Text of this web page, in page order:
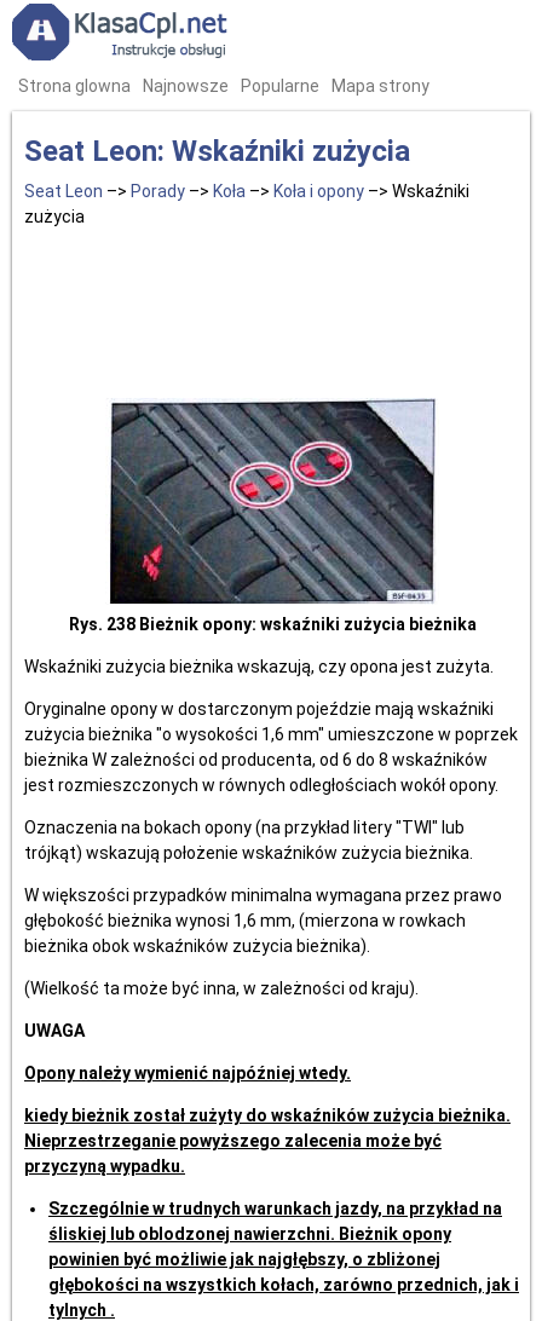
Strona glowna Najnowsze Popularne Mapa strony
Seat Leon: Wskaźniki zużycia
Seat Leon –> Porady –> Koła –> Koła i opony –> Wskaźniki
zużycia
Rys. 238 Bieżnik opony: wskaźniki zużycia bieżnika
Wskaźniki zużycia bieżnika wskazują, czy opona jest zużyta.
Oryginalne opony w dostarczonym pojeździe mają wskaźniki
zużycia bieżnika "o wysokości 1,6 mm" umieszczone w poprzek
bieżnika W zależności od producenta, od 6 do 8 wskaźników
jest rozmieszczonych w równych odległościach wokół opony.
Oznaczenia na bokach opony (na przykład litery "TWI" lub
trójkąt) wskazują położenie wskaźników zużycia bieżnika.
W większości przypadków minimalna wymagana przez prawo
głębokość bieżnika wynosi 1,6 mm, (mierzona w rowkach
bieżnika obok wskaźników zużycia bieżnika).
(Wielkość ta może być inna, w zależności od kraju).
UWAGA
Opony należy wymienić najpóźniej wtedy.
kiedy bieżnik został zużyty do wskaźników zużycia bieżnika.
Nieprzestrzeganie powyższego zalecenia może być
przyczyną wypadku.
Szczególnie w trudnych warunkach jazdy, na przykład na
śliskiej lub oblodzonej nawierzchni. Bieżnik opony
powinien być możliwie jak najgłębszy, o zbliżonej
głębokości na wszystkich kołach, zarówno przednich, jak i
tylnych .